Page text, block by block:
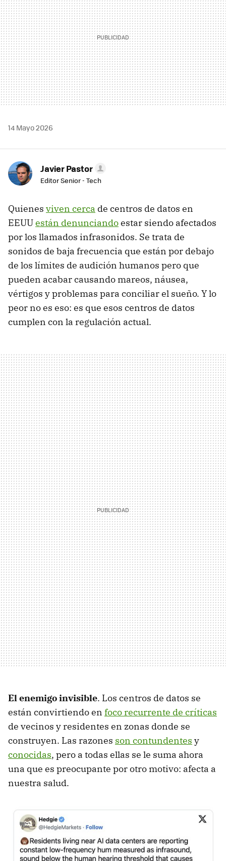
14 Mayo 2026
Javier Pastor
Editor Senior - Tech
Quienes viven cerca de centros de datos en
EEUUestán denunciandoestar siendo afectados
por los llamados infrasonidos. Se trata de
sonidos de baja frecuencia que están por debajo
de los límites de audición humanos pero que
pueden acabar causando mareos, náusea,
vértigos y problemas para conciliar el sueño. Y lo
peor no es eso: es que esos centros de datos
cumplen con la regulación actual.
El enemigo invisible. Los centros de datos se
están convirtiendo en foco recurrente de críticas
de vecinos y residentes en zonas donde se
construyen. Las razones son contundentes y
conocidas, pero a todas ellas se le suma ahora
una que es preocupante por otro motivo: afecta a
nuestra salud.